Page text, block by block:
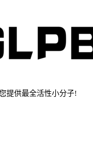
提供最全活性小分子!